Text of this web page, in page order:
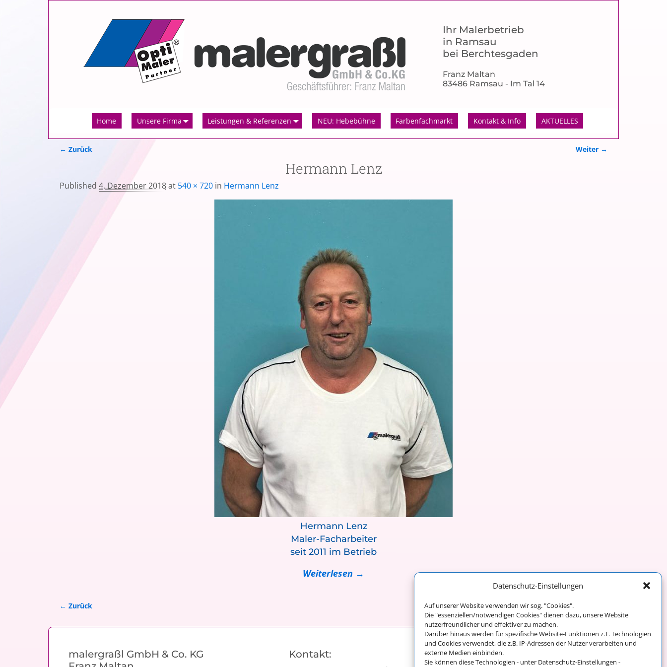
Datenschutz-Einstellungen
Auf unserer Website verwenden wir sog. "Cookies".
Die "essenziellen/notwendigen Cookies" dienen dazu, unsere Website
nutzerfreundlicher und effektiver zu machen.
Darüber hinaus werden für spezifische Website-Funktionen z.T. Technologien
und Cookies verwendet, die z.B. IP-Adressen der Nutzer verarbeiten und
externe Medien einbinden.
Sie können diese Technologien - unter Datenschutz-Einstellungen -
Ihr Malerbetrieb
in Ramsau
bei Berchtesgaden
Franz Maltan
83486 Ramsau - Im Tal 14
Home Unsere Firma Leistungen & Referenzen NEU: Hebebühne Farbenfachmarkt Kontakt & Info AKTUELLES
← Zurück Weiter →
Hermann Lenz
Published 4. Dezember 2018at 540 × 720 in Hermann Lenz
Hermann Lenz
Maler-Facharbeiter
seit 2011 im Betrieb
Weiterlesen →
← Zurück
malergraßl GmbH & Co. KG
Kontakt: Impressum und